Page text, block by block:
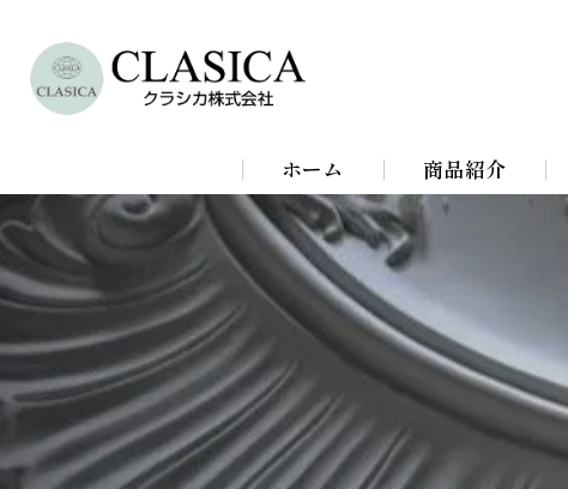
ホーム 商品紹介
シャンデリア
シーリングライト
スタンドライト
ブラケットライト